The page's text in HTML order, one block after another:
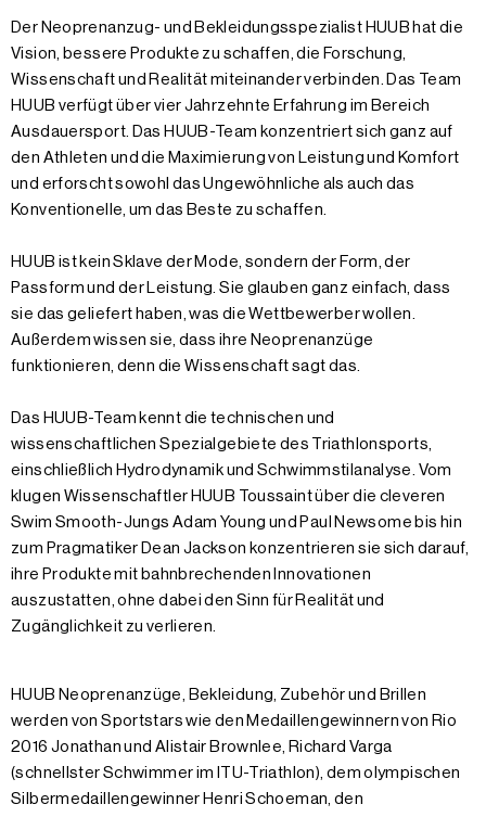
Der Neoprenanzug- und Bekleidungsspezialist HUUB hat die
Vision, bessere Produkte zu schaffen, die Forschung,
Wissenschaft und Realität miteinander verbinden. Das Team
HUUB verfügt über vier Jahrzehnte Erfahrung im Bereich
Ausdauersport. Das HUUB-Team konzentriert sich ganz auf
den Athleten und die Maximierung von Leistung und Komfort
und erforscht sowohl das Ungewöhnliche als auch das
Konventionelle, um das Beste zu schaffen.
HUUB ist kein Sklave der Mode, sondern der Form, der
Passform und der Leistung. Sie glauben ganz einfach, dass
sie das geliefert haben, was die Wettbewerber wollen.
Außerdem wissen sie, dass ihre Neoprenanzüge
funktionieren, denn die Wissenschaft sagt das.
Das HUUB-Team kennt die technischen und
wissenschaftlichen Spezialgebiete des Triathlonsports,
einschließlich Hydrodynamik und Schwimmstilanalyse. Vom
klugen Wissenschaftler HUUB Toussaint über die cleveren
Swim Smooth-Jungs Adam Young und Paul Newsome bis hin
zum Pragmatiker Dean Jackson konzentrieren sie sich darauf,
ihre Produkte mit bahnbrechenden Innovationen
auszustatten, ohne dabei den Sinn für Realität und
Zugänglichkeit zu verlieren.
HUUB Neoprenanzüge, Bekleidung, Zubehör und Brillen
werden von Sportstars wie den Medaillengewinnern von Rio
2016 Jonathan und Alistair Brownlee, Richard Varga
(schnellster Schwimmer im ITU-Triathlon), dem olympischen
Silbermedaillengewinner Henri Schoeman, den